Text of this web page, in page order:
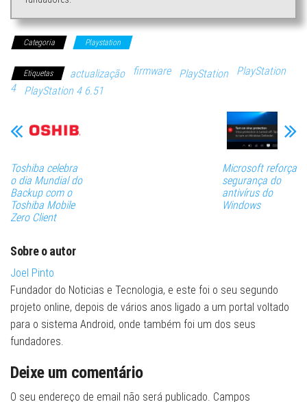
Categoria Playstation
Etiquetas actualização firmware PlayStation
PlayStation
4
PlayStation 4 6.51
Toshiba celebra
o dia Mundial do
Backup com o
Toshiba Mobile
Zero Client
Microsoft reforça
segurança do
antivírus do
Windows
Sobre o autor
Joel Pinto
Fundador do Noticias e Tecnologia, e este foi o seu segundo
projeto online, depois de vários anos ligado a um portal voltado
para o sistema Android, onde também foi um dos seus
fundadores.
Deixe um comentário
O seu endereço de email não será publicado. Campos